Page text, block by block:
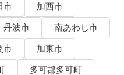
市
加西市
丹波市
南あわじ市
市
加東市
多可郡多可町